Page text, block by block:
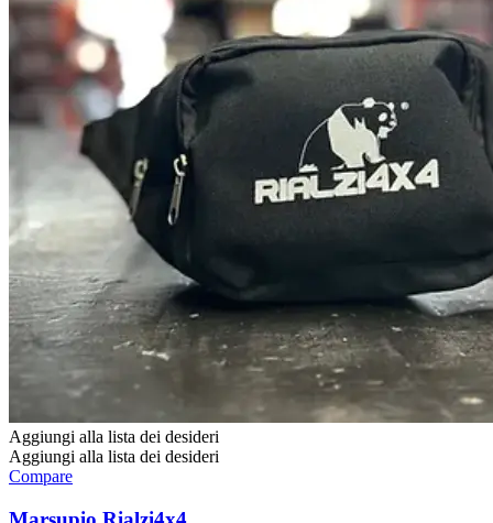
Aggiungi alla lista dei desideri
Aggiungi alla lista dei desideri
Compare